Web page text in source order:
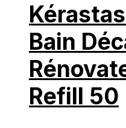
Bain
Refill 50